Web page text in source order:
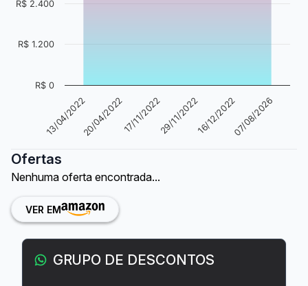
13/04/202220/04/202217/11/202229/11/202216/12/202207/08/2026
R$ 0
R$ 1.200
R$ 2.400
Ofertas
Nenhuma oferta encontrada...
VER EM
GRUPO DE DESCONTOS